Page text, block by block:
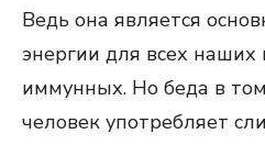
Ведь она является
энергии для всех наших
иммунных. Но беда в
человек употребляет